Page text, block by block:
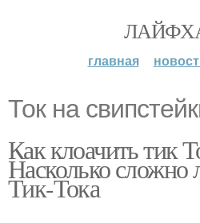
главная
Ток на
Как клоачить тик
Насколько сложно
Тик-Тока